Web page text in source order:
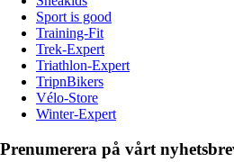
Sport is good
Training-Fit
Trek-Expert
Triathlon-Expert
TripnBikers
Vélo-Store
Winter-Expert
Prenumerera på vårt